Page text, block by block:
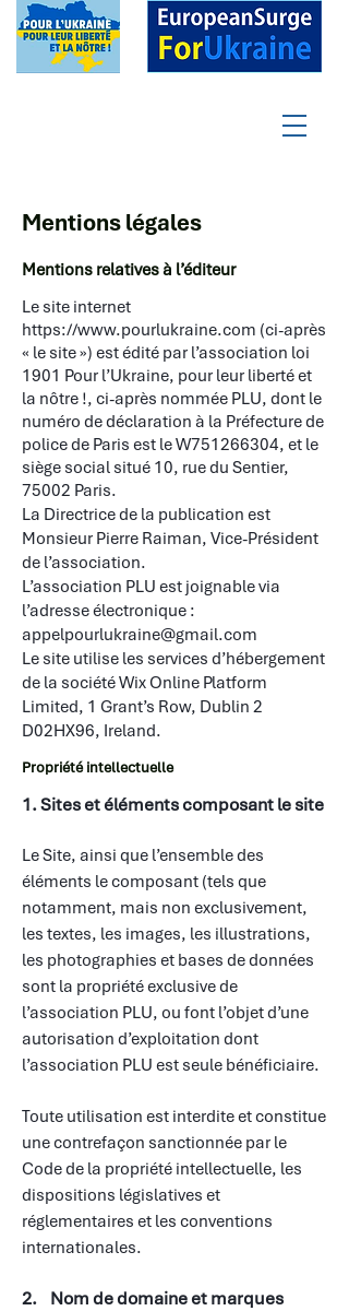
Mentions légales
Mentions relatives à l’éditeur
Le site internet
https://www.pourlukraine.com (ci-après
« le site ») est édité par l’association loi
1901 Pour l’Ukraine, pour leur liberté et
la nôtre !, ci-après nommée PLU, dont le
numéro de déclaration à la Préfecture de
police de Paris est le W751266304, et le
siège social situé 10, rue du Sentier,
75002 Paris.
La Directrice de la publication est
Monsieur Pierre Raiman, Vice-Président
de l’association.
L’association PLU est joignable via
l’adresse électronique :
appelpourlukraine@gmail.com
Le site utilise les services d’hébergement
de la société Wix Online Platform
Limited, 1 Grant’s Row, Dublin 2
D02HX96, Ireland.​​
Propriété intellectuelle
1. Sites et éléments composant le site
Le Site, ainsi que l’ensemble des
éléments le composant (tels que
notamment, mais non exclusivement,
les textes, les images, les illustrations,
les photographies et bases de données
sont la propriété exclusive de
l’association PLU, ou font l’objet d’une
autorisation d’exploitation dont
l’association PLU est seule bénéficiaire.
Toute utilisation est interdite et constitue
une contrefaçon sanctionnée par le
Code de la propriété intellectuelle, les
dispositions législatives et
réglementaires et les conventions
internationales.
2. Nom de domaine et marques